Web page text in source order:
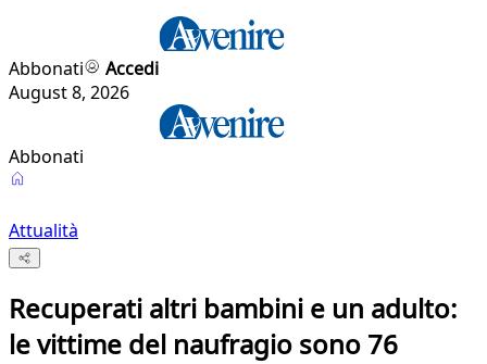
Abbonati
Accedi
August 8, 2026
Abbonati
Attualità
Recuperati altri bambini e un adulto:
le vittime del naufragio sono 76